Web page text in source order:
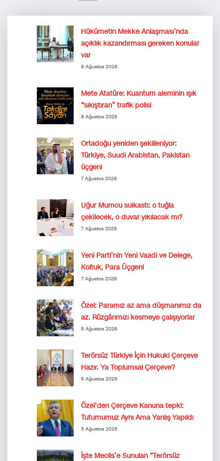
Hükümetin Mekke Anlaşması’nda
açıklık kazandırması gereken konular
var
9 Ağustos 2026
Mete Atatüre: Kuantum aleminin ışık
“sıkıştıran” trafik polisi
8 Ağustos 2026
Ortadoğu yeniden şekilleniyor:
Türkiye, Suudi Arabistan, Pakistan
üçgeni
7 Ağustos 2026
Uğur Mumcu suikastı: o tuğla
çekilecek, o duvar yıkılacak mı?
7 Ağustos 2026
Yeni Parti’nin Yeni Vaadi ve Delege,
Koltuk, Para Üçgeni
7 Ağustos 2026
Özel: Paramız az ama düşmanımız da
az. Rüzgârımızı kesmeye çalışıyorlar
6 Ağustos 2026
Terörsüz Türkiye İçin Hukuki Çerçeve
Hazır. Ya Toplumsal Çerçeve?
6 Ağustos 2026
Özel’den Çerçeve Kanuna tepki:
Tutumumuz Aynı Ama Yanlış Yapıldı
5 Ağustos 2026
İşte Meclis’e Sunulan “Terörsüz